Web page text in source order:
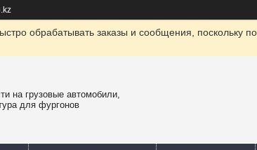
обрабатывать заказы и сообщения, поскольку
на грузовые автомобили,
для фургонов